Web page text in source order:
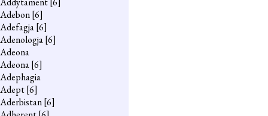
Adebon[6]
Adefagja[6]
Adenologja[6]
Adeona
Adeona[6]
Adephagia
Adept[6]
Aderbistan[6]